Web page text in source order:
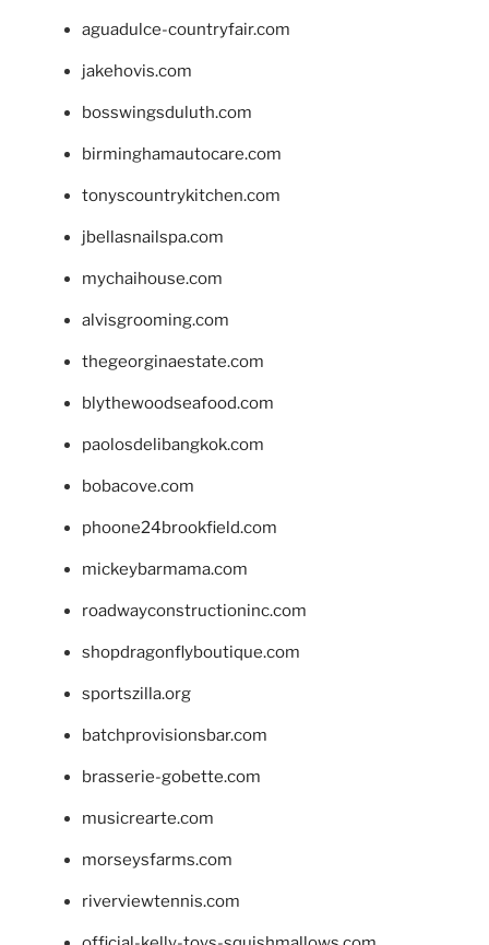
aguadulce-countryfair.com
jakehovis.com
bosswingsduluth.com
birminghamautocare.com
tonyscountrykitchen.com
jbellasnailspa.com
mychaihouse.com
alvisgrooming.com
thegeorginaestate.com
blythewoodseafood.com
paolosdelibangkok.com
bobacove.com
phoone24brookfield.com
mickeybarmama.com
roadwayconstructioninc.com
shopdragonflyboutique.com
sportszilla.org
batchprovisionsbar.com
brasserie-gobette.com
musicrearte.com
morseysfarms.com
riverviewtennis.com